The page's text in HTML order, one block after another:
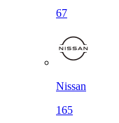
67
Nissan
165